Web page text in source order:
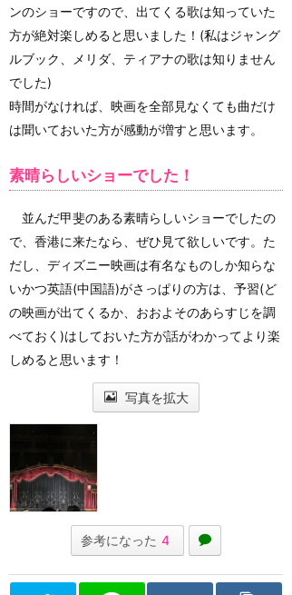
ンのショーですので、出てくる歌は知っていた
方が絶対楽しめると思いました！(私はジャング
ルブック、メリダ、ティアナの歌は知りません
でした)
時間がなければ、映画を全部見なくても曲だけ
は聞いておいた方が感動が増すと思います。
素晴らしいショーでした！
並んだ甲斐のある素晴らしいショーでしたの
で、香港に来たなら、ぜひ見て欲しいです。た
だし、ディズニー映画は有名なものしか知らな
いかつ英語(中国語)がさっぱりの方は、予習(ど
の映画が出てくるか、おおよそのあらすじを調
べておく)はしておいた方が話がわかってより楽
しめると思います！
写真を拡大
参考になった 4